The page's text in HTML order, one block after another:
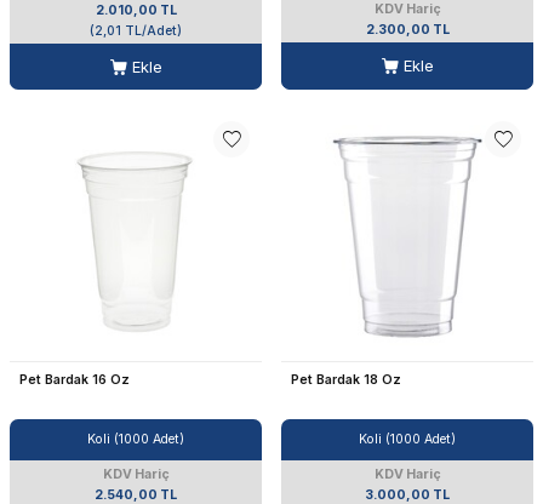
2.010,00 TL
(2,01 TL/Adet)
Ekle
KDV Hariç
2.300,00 TL
Ekle
Pet Bardak 16 Oz
Koli (1000 Adet)
KDV Hariç
2.540,00 TL
Pet Bardak 18 Oz
Koli (1000 Adet)
KDV Hariç
3.000,00 TL